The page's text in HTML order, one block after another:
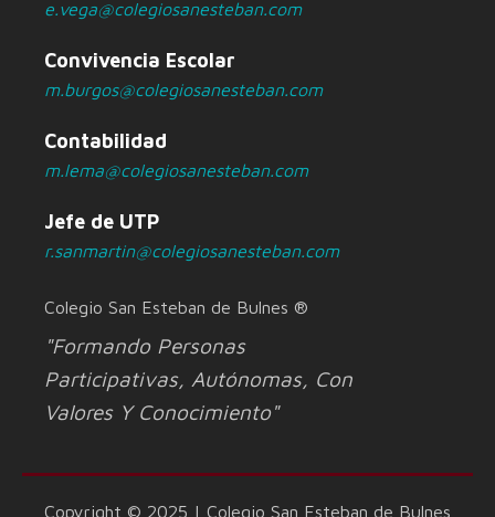
e.vega@colegiosanesteban.com
Convivencia Escolar
m.burgos@colegiosanesteban.com
Contabilidad
m.lema@colegiosanesteban.com
Jefe de UTP
r.sanmartin@colegiosanesteban.com
Colegio San Esteban de Bulnes ®
"Formando Personas
Participativas, Autónomas, Con
Valores Y Conocimiento"
Copyright © 2025 | Colegio San Esteban de Bulnes